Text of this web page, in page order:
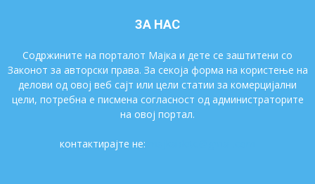
ЗА НАС
Содржините на порталот Мајка и дете се заштитени со
Законот за авторски права. За секоја форма на користење на
делови од овој веб сајт или цели статии за комерцијални
цели, потребна е писмена согласност од администраторите
на овој портал.
контактирајте не: